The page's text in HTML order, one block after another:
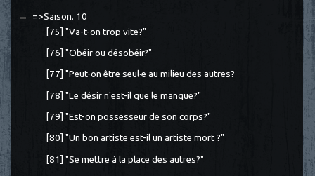
=>Saison. 10
[75] "Va-t-on trop vite?"
[76] "Obéir ou désobéir?"
[77] "Peut-on être seul·e au milieu des autres?
[78] "Le désir n'est-il que le manque?"
[79] "Est-on possesseur de son corps?"
[80] "Un bon artiste est-il un artiste mort ?"
[81] "Se mettre à la place des autres?"